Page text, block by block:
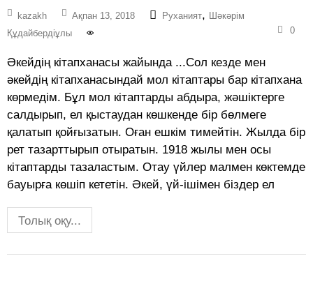
kazakh Ақпан 13, 2018 Руханият, Шәкәрім
Құдайбердіұлы
0
Әкейдің кітапханасы жайында ...Сол кезде мен
әкейдің кітапханасындай мол кітаптары бар кітапхана
көрмедім. Бұл мол кітаптарды абдыра, жәшіктерге
салдырып, ел қыстаудан көшкенде бір бөлмеге
қалатып қойғызатын. Оған ешкім тимейтін. Жылда бір
рет тазарттырып отыратын. 1918 жылы мен осы
кітаптарды тазаластым. Отау үйлер малмен көктемде
бауырға көшіп кететін. Әкей, үй-ішімен біздер ел
Толық оқу...